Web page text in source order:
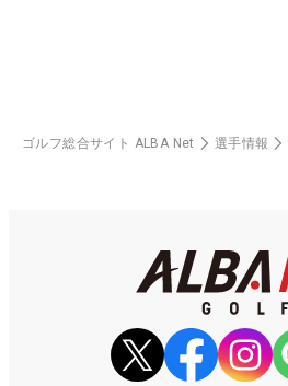
ゴルフ総合サイト ALBA Net 選手情報